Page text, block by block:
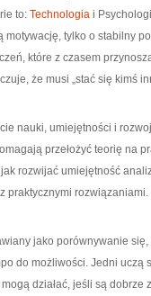
to: Technologia i
tylko o stabilny
które z czasem
że musi „stać się kimś
nauki, umiejętności i
przełożyć teorię na
rozwijać umiejętność
praktycznymi rozwiązaniami.
jako porównywanie
do możliwości. Jedni
działać, jeśli są